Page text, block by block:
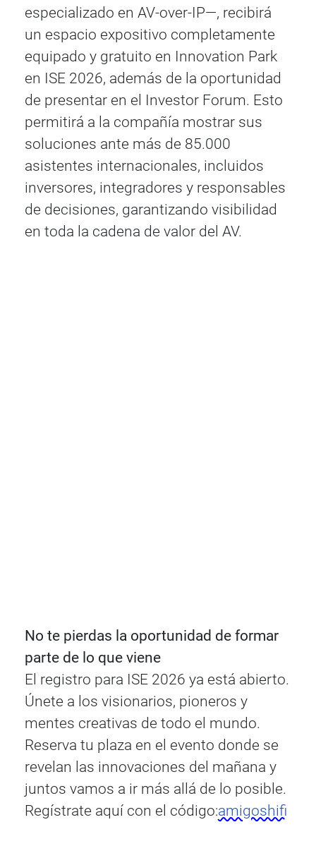
especializado en AV-over-IP—, recibirá
un espacio expositivo completamente
equipado y gratuito en Innovation Park
en ISE 2026, además de la oportunidad
de presentar en el Investor Forum. Esto
permitirá a la compañía mostrar sus
soluciones ante más de 85.000
asistentes internacionales, incluidos
inversores, integradores y responsables
de decisiones, garantizando visibilidad
en toda la cadena de valor del AV.
No te pierdas la oportunidad de formar
parte de lo que viene
El registro para ISE 2026 ya está abierto.
Únete a los visionarios, pioneros y
mentes creativas de todo el mundo.
Reserva tu plaza en el evento donde se
revelan las innovaciones del mañana y
juntos vamos a ir más allá de lo posible.
Regístrate aquí con el código:amigoshifi